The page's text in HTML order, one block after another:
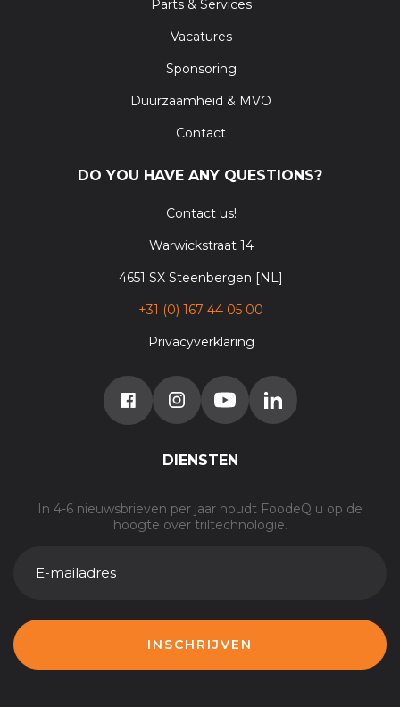
Parts & Services
Vacatures
Sponsoring
Duurzaamheid & MVO
Contact
DO YOU HAVE ANY QUESTIONS?
Contact us!
Warwickstraat 14
4651 SX Steenbergen [NL]
+31 (0) 167 44 05 00
Privacyverklaring
DIENSTEN
In 4-6 nieuwsbrieven per jaar houdt FoodeQ u op de
hoogte over triltechnologie.